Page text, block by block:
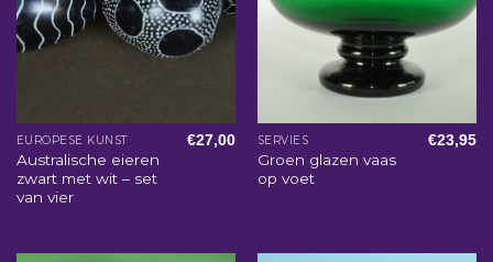
EUROPESE KUNST
Australische eieren
zwart met wit – set
van vier
€27,00 SERVIES
Groen glazen vaas
op voet
€23,95